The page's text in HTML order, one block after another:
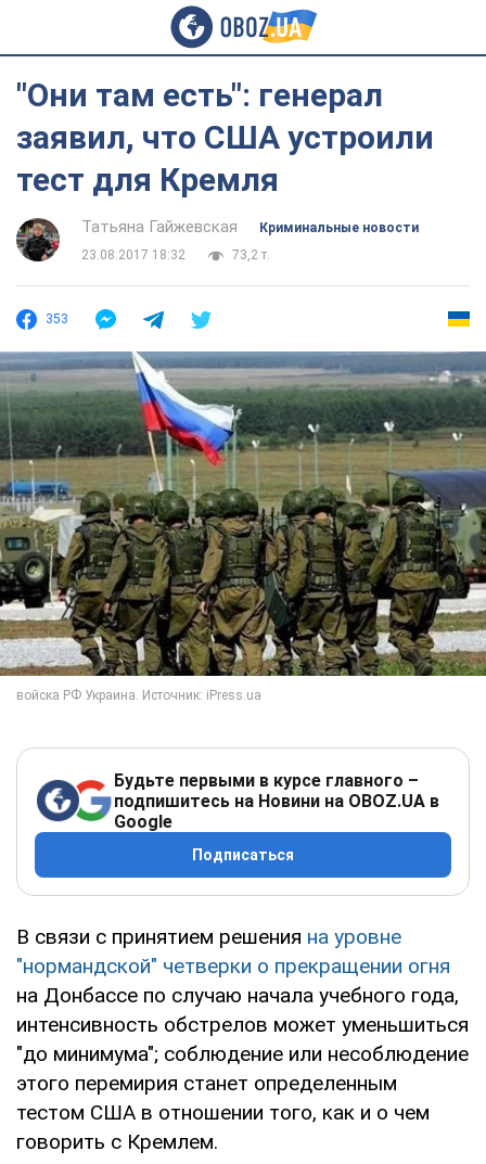
"Они там есть": генерал
заявил, что США устроили
тест для Кремля
Татьяна Гайжевская
Криминальные новости
23.08.2017 18:32
73,2 т.
353
Будьте первыми в курсе главного –
подпишитесь на Новини на OBOZ.UA в
Google
Подписаться
В связи с принятием решения на уровне
"нормандской" четверки о прекращении огня
на Донбассе по случаю начала учебного года,
интенсивность обстрелов может уменьшиться
"до минимума"; соблюдение или несоблюдение
этого перемирия станет определенным
тестом США в отношении того, как и о чем
говорить с Кремлем.